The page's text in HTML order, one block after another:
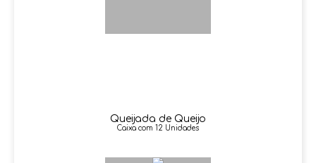
Queijada de Queijo
Caixa com 12 Unidades